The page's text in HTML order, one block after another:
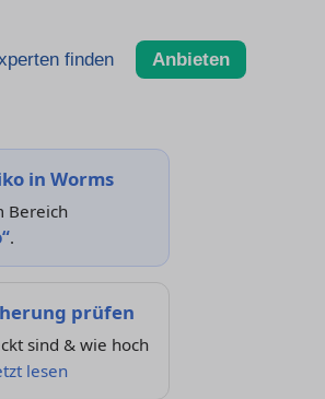
finden Anbieten
in Worms
Bereich
.
prüfen
sind & wie hoch
lesen